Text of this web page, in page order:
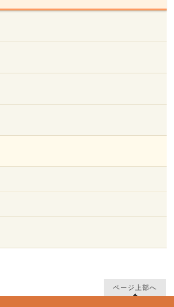
ページ上部へ